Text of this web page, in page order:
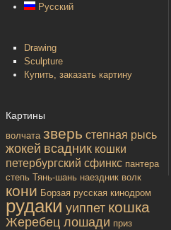
Русский
Drawing
Sculpture
Купить, заказать картину
Картины
волчата зверь степная рысь
жокей всадник кошки
петербургский сфинкс пантера
степь Тянь-шань наездник волк
кони Борзая русская кинодром
рудаки уиппет кошка
Жеребец лошади приз